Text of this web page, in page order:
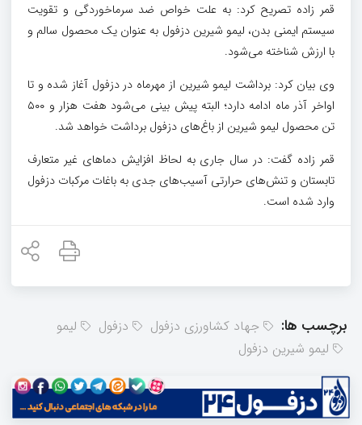
قمر زاده تصریح کرد: به علت خواص ضد سرماخوردگی و تقویت
سیستم ایمنی بدن، لیمو شیرین دزفول به عنوان یک محصول سالم و
با ارزش شناخته می‌شود.
وی بیان کرد: برداشت لیمو شیرین از مهرماه در دزفول آغاز شده و تا
اواخر آذر ماه ادامه دارد؛ البته پیش بینی می‌شود هفت هزار و ۵۰۰
تن محصول لیمو شیرین از باغ‌های دزفول برداشت خواهد شد.
قمر زاده گفت: در سال جاری به لحاظ افزایش دماهای غیر متعارف
تابستان و تنش‌های حرارتی آسیب‌های جدی به باغات مرکبات دزفول
وارد شده است.
برچسب ها: جهاد کشاورزی دزفول دزفول
لیمو
لیمو شیرین دزفول